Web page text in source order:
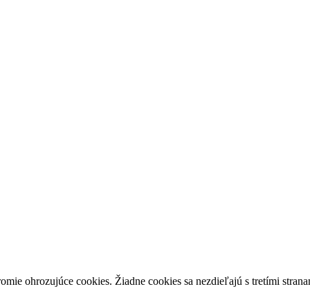
ohrozujúce cookies. Žiadne cookies sa nezdieľajú s tretími